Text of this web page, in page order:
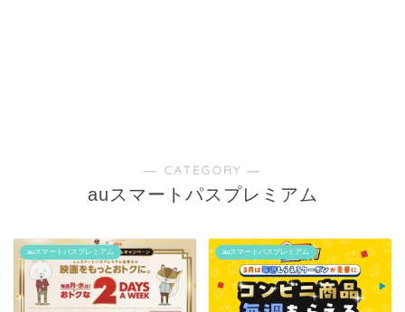
― CATEGORY ―
auスマートパスプレミアム
auスマートパスプレミアム auスマートパスプレミアム